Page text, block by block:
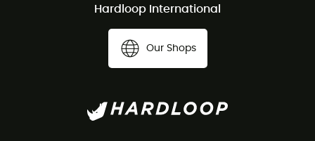
Hardloop International
Our Shops